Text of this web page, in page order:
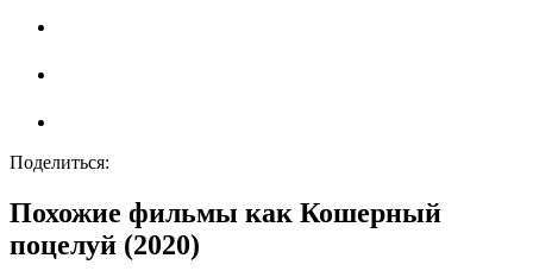
Поделиться:
Похожие фильмы как Кошерный
поцелуй (2020)